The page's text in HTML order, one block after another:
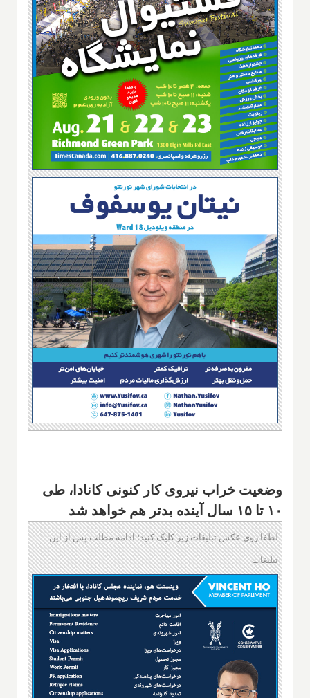
وضعیت خراب نیروی کار کنونی کانادا، طی
۱۰ تا ۱۵ سال آینده بدتر هم خواهد شد
لطفا روی عکس تبلیغات زیر کلیک کنید؛ ادامه مطلب پس از این
تبلیغات